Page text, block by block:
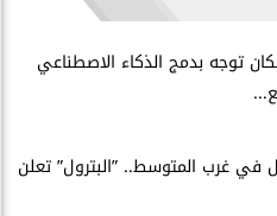
توجه بدمج الذكاء الاصطناعي
في غرب المتوسط.. ”البترول” تعلن